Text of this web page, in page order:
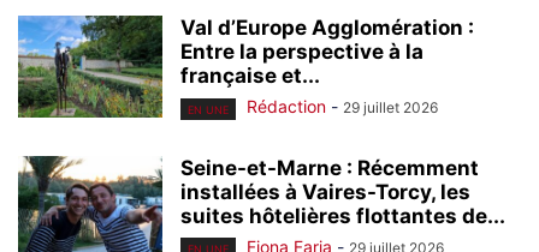
Val d’Europe Agglomération :
Entre la perspective à la
française et...
EN UNE Rédaction - 29 juillet 2026
Seine-et-Marne : Récemment
installées à Vaires-Torcy, les
suites hôtelières flottantes de...
EN UNE Fiona Faria - 29 juillet 2026